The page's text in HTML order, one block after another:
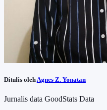
Ditulis oleh Agnes Z. Yonatan
Jurnalis data GoodStats Data